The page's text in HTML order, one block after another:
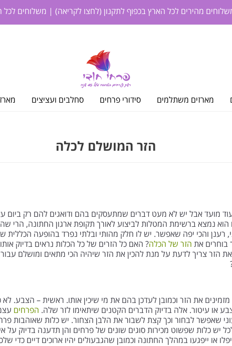
מהירים לכל הארץ בכפוף לתקנון (לחצו לקריאה) | משלוחים לכל
מארזים משתלמים סידורי פרחים סחלבים ועציצים
הזר המושלם לכלה
מועד אבל יש לא מעט דברים שמתעסקים בהם ודואגים להם רק ביום
נמצא ברשימת המטלות לביצוע לאורך תקופת ארגון החתונה, הרי
רענן והכי יפה שאפשר. יש לו חלק מהותי ובלתי נפרד בהופעה הכללית
בוחרים את הזר של הכלה? האם כל הזרים של כל הכלות נראים בדיוק
הזר צריך לדעת על מנת להכין את הזר שיהיה הכי מתאים ומושלם
את הזר וכמובן לעדכן בהם את מי שיכין אותו. ראשית – הצבע. לא
או עיטור. אלה בדיוק הדברים הקטנים שיתאימו לזר שלה. הפרחים
שאפשר לבחור וכך קצת לשבור את הלבן הצחור. יש כלות שאוהבות
יש כלות שפשוט מכירות סוגים שונים של פרחים והן תדענה בדיוק על
או ייפגעו במהלך החתונה וכמובן שהגבעולים יהיו ארוכים דיים כדי